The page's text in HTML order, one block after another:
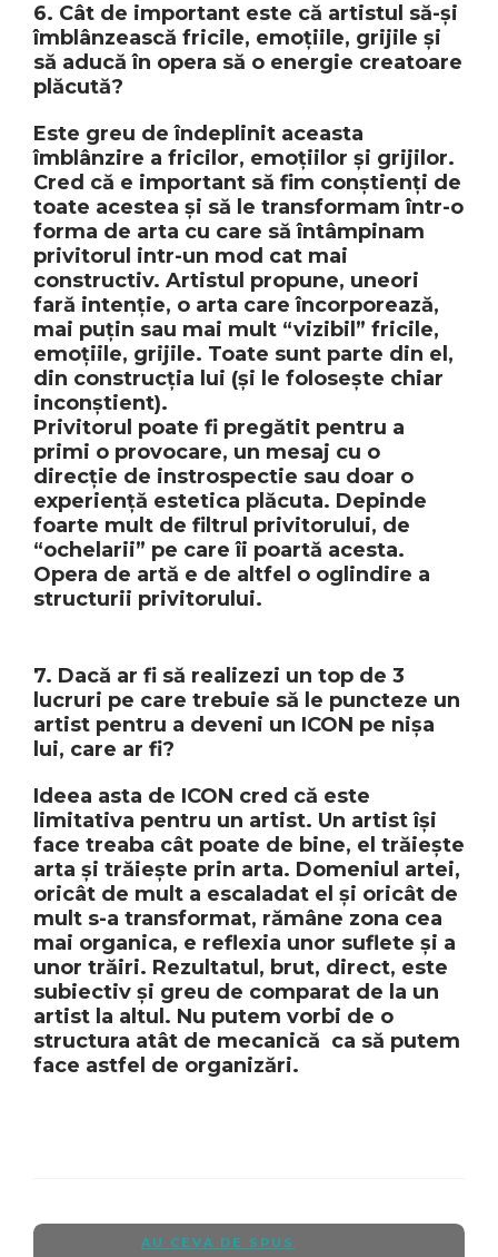
6. Cât de important este că artistul să-și
îmblânzească fricile, emoțiile, grijile și
să aducă în opera să o energie creatoare
plăcută?
Este greu de îndeplinit aceasta
îmblânzire a fricilor, emoțiilor și grijilor.
Cred că e important să fim conștienți de
toate acestea și să le transformam într-o
forma de arta cu care să întâmpinam
privitorul intr-un mod cat mai
constructiv. Artistul propune, uneori
fară intenție, o arta care încorporează,
mai puțin sau mai mult “vizibil” fricile,
emoțiile, grijile. Toate sunt parte din el,
din construcția lui (și le folosește chiar
inconștient).
Privitorul poate fi pregătit pentru a
primi o provocare, un mesaj cu o
direcție de instrospectie sau doar o
experiență estetica plăcuta. Depinde
foarte mult de filtrul privitorului, de
“ochelarii” pe care îi poartă acesta.
Opera de artă e de altfel o oglindire a
structurii privitorului.
7. Dacă ar fi să realizezi un top de 3
lucruri pe care trebuie să le puncteze un
artist pentru a deveni un ICON pe nișa
lui, care ar fi?
Ideea asta de ICON cred că este
limitativa pentru un artist. Un artist își
face treaba cât poate de bine, el trăiește
arta și trăiește prin arta. Domeniul artei,
oricât de mult a escaladat el și oricât de
mult s-a transformat, rămâne zona cea
mai organica, e reflexia unor suflete și a
unor trăiri. Rezultatul, brut, direct, este
subiectiv și greu de comparat de la un
artist la altul. Nu putem vorbi de o
structura atât de mecanică ca să putem
face astfel de organizări.
AU CEVA DE SPUS